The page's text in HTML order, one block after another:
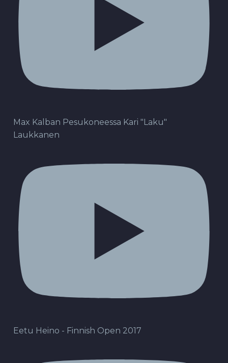
Max Kalban Pesukoneessa Kari "Laku"
Laukkanen
Eetu Heino - Finnish Open 2017